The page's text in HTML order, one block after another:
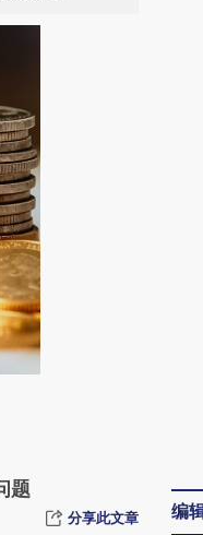
本文由第三方
文章
题
分享此文章 编